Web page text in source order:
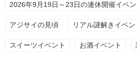
2026年9月19日～23日の連休開催イベン
アジサイの見頃 リアル謎解きイベン
スイーツイベント お酒イベント